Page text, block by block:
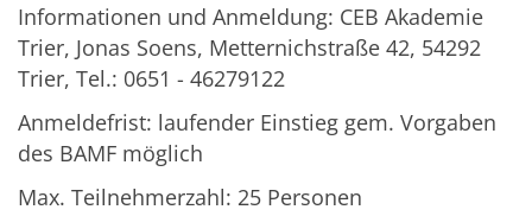
Informationen und Anmeldung: CEB Akademie
Trier, Jonas Soens, Metternichstraße 42, 54292
Trier, Tel.: 0651 - 46279122
Anmeldefrist: laufender Einstieg gem. Vorgaben
des BAMF möglich
Max. Teilnehmerzahl: 25 Personen